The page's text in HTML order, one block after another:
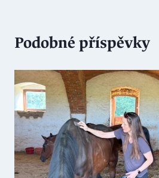
Podobné příspěvky